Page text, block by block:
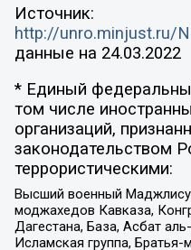
Источник:
http://unro.minjust.ru/
данные на 24.03.2022
* Единый
том числе
организаций,
законодательством
террористическими:
Высший военный
моджахедов Кавказа,
Дагестана, База, Асбат
Исламская группа, Братья-